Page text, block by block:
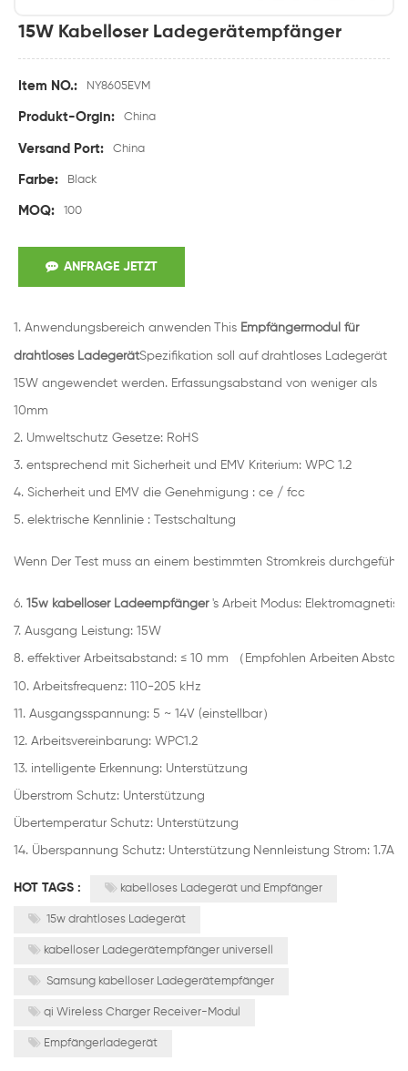
15W Kabelloser Ladegerätempfänger
Item NO.: NY8605EVM
Produkt-Orgin: China
Versand Port: China
Farbe: Black
MOQ: 100
ANFRAGE JETZT
1. Anwendungsbereich anwenden This Empfängermodul für
drahtloses LadegerätSpezifikation soll auf drahtloses Ladegerät
15W angewendet werden. Erfassungsabstand von weniger als
10mm
2. Umweltschutz Gesetze: RoHS
3. entsprechend mit Sicherheit und EMV Kriterium: WPC 1.2
4. Sicherheit und EMV die Genehmigung : ce / fcc
5. elektrische Kennlinie : Testschaltung
Wenn Der Test muss an einem bestimmten Stromkreis
6. 15w kabelloser Ladeempfänger's Arbeit Modus:
7. Ausgang Leistung: 15W
8. effektiver Arbeitsabstand: ≤ 10 mm （Empfohlen Arbeiten
10. Arbeitsfrequenz: 110-205 kHz
11. Ausgangsspannung: 5 ~ 14V (einstellbar）
12. Arbeitsvereinbarung: WPC1.2
13. intelligente Erkennung: Unterstützung
Überstrom Schutz: Unterstützung
Übertemperatur Schutz: Unterstützung
14. Überspannung Schutz: Unterstützung Nennleistung Strom: 1.7A
HOT TAGS : kabelloses Ladegerät und Empfänger
15w drahtloses Ladegerät
kabelloser Ladegerätempfänger universell
Samsung kabelloser Ladegerätempfänger
qi Wireless Charger Receiver-Modul
Empfängerladegerät